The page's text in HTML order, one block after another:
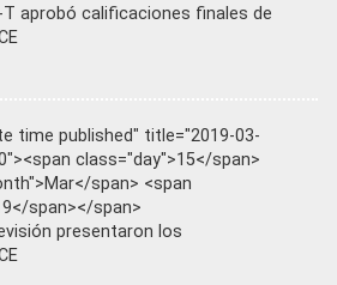
T aprobó calificaciones finales de
time published" title="2019-03-
class="day">15</span>
span> <span
span></span>
presentaron los